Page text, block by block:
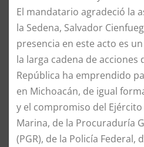
El mandatario agradeció la
la Sedena, Salvador
presencia en este acto es
la larga cadena de acciones
República ha emprendido
en Michoacán, de igual
y el compromiso del Ejército
Marina, de la Procuraduría
(PGR), de la Policía Federal,